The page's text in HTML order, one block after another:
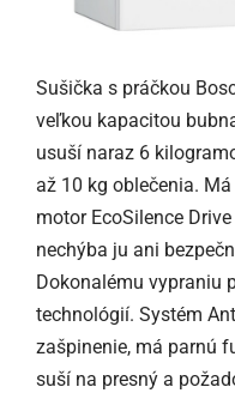
Sušička s práčkou
veľkou kapacitou
usuší naraz 6
až 10 kg oblečenia.
motor EcoSilence
nechýba ju ani
Dokonalému vypraniu
technológií. Systém
zašpinenie, má parnú
suší na presný a